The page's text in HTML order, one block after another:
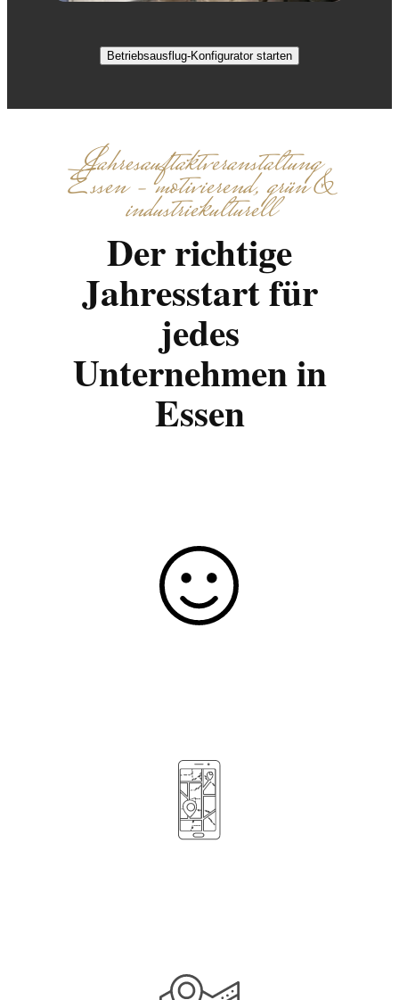
Betriebsausflug-Konfigurator starten
Jahresauftaktveranstaltung
Essen – motivierend, grün &
industriekulturell
Der richtige
Jahresstart für
jedes
Unternehmen in
Essen